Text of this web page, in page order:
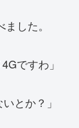
した。
ですわ」
とか？」